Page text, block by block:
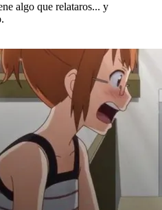
algo que relataros... y